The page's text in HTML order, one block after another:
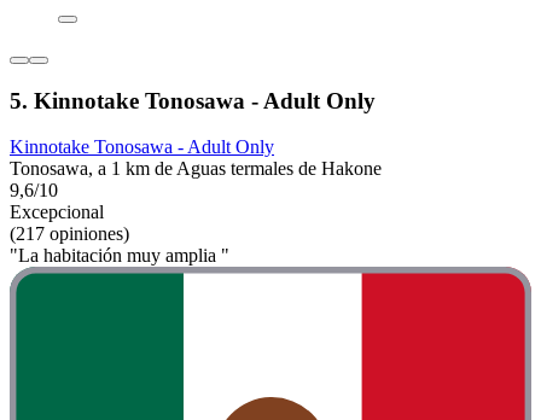
5. Kinnotake Tonosawa - Adult Only
Kinnotake Tonosawa - Adult Only
Tonosawa, a 1 km de Aguas termales de Hakone
9,6/10
Excepcional
(217 opiniones)
"La habitación muy amplia "